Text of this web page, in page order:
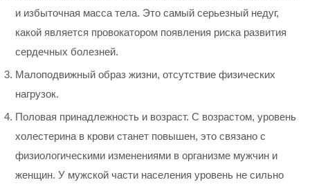
и избыточная масса тела. Это самый серьезный недуг,
какой является провокатором появления риска развития
сердечных болезней.
Малоподвижный образ жизни, отсутствие физических
нагрузок.
Половая принадлежность и возраст. С возрастом, уровень
холестерина в крови станет повышен, это связано с
физиологическими изменениями в организме мужчин и
женщин. У мужской части населения уровень не сильно